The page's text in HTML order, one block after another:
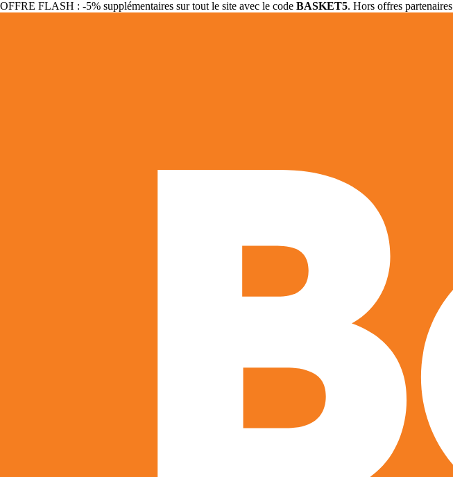
OFFRE FLASH : -5% supplémentaires sur tout le site avec le code BASKET5. Hors offres partenaires